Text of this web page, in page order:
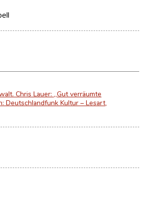
Chris Lauer: „Gut verräumte
Deutschlandfunk Kultur – Lesart,